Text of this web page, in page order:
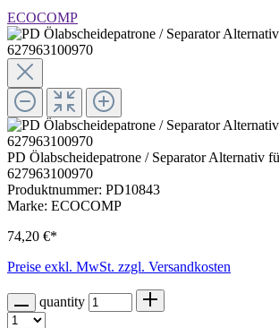
ECOCOMP
PD Ölabscheidepatrone / Separator Alternativ
627963100970
Produktnummer: PD10843
Marke: ECOCOMP
74,20 €*
Preise exkl. MwSt. zzgl. Versandkosten
quantity